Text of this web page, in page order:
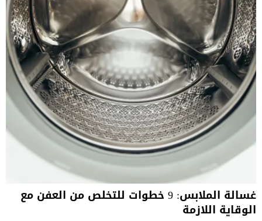
غسالة الملابس: 9 خطوات للتخلص من العفن مع
الوقاية اللازمة